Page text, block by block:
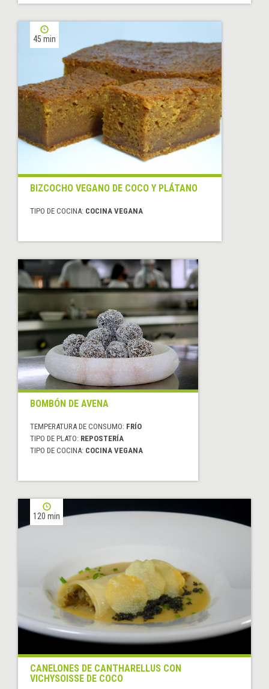
45 min
BIZCOCHO VEGANO DE COCO Y PLÁTANO
TIPO DE COCINA: COCINA VEGANA
BOMBÓN DE AVENA
TEMPERATURA DE CONSUMO: FRÍO
TIPO DE PLATO: REPOSTERÍA
TIPO DE COCINA: COCINA VEGANA
120 min
CANELONES DE CANTHARELLUS CON
VICHYSOISSE DE COCO